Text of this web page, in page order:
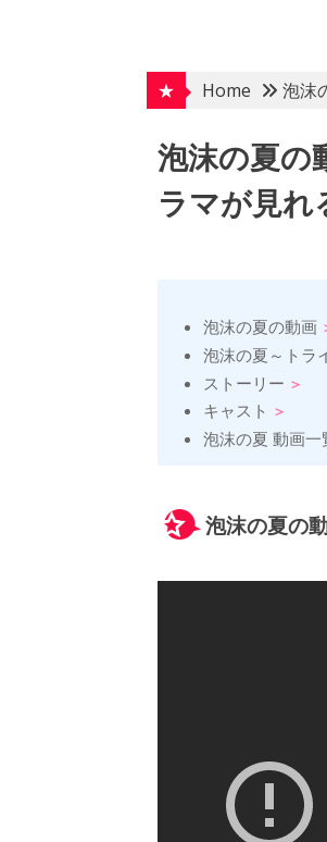
★
Home 泡沫
泡沫の夏の
ラマが見れ
泡沫の夏の動画
泡沫の夏～トラ
ストーリー
キャスト
泡沫の夏 動画一
泡沫の夏の